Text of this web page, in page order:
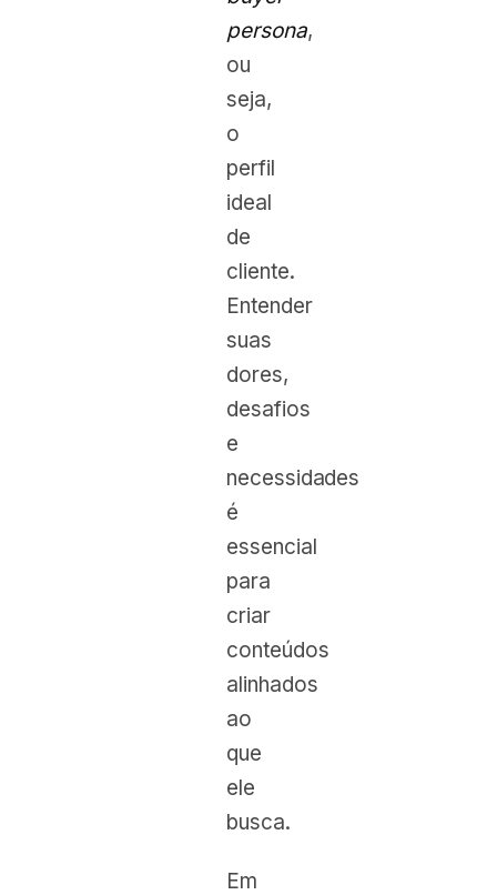
persona,
ou
seja,
o
perfil
ideal
de
cliente.
Entender
suas
dores,
desafios
e
necessidades
é
essencial
para
criar
conteúdos
alinhados
ao
que
ele
busca.
Em